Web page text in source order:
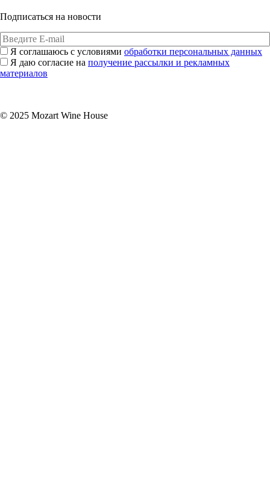
Подписаться на новости
Я соглашаюсь с условиями обработки персональных данных
Я даю согласие на получение рассылки и рекламных
материалов
© 2025 Mozart Wine House